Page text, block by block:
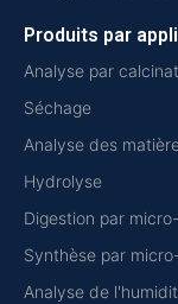
Produits par
Analyse par
Séchage
Analyse des
Hydrolyse
Digestion par
Synthèse par
Analyse de